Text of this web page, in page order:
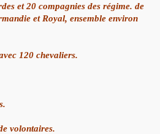
et 20 compagnies des régime. de
et Royal, ensemble environ
120 chevaliers.
volontaires.